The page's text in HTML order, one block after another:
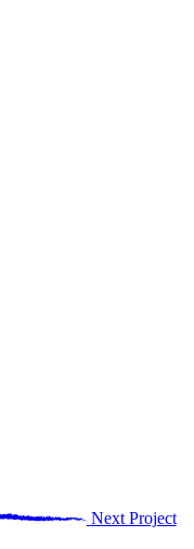
Next Project